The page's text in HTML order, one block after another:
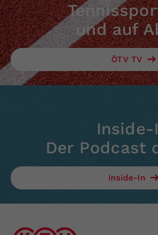
und auf
ÖTV TV
Inside-
Der Podcast
Inside-In